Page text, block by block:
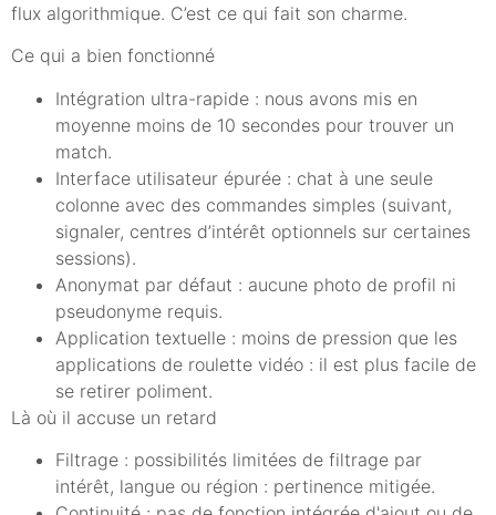
flux algorithmique. C’est ce qui fait son charme.
Ce qui a bien fonctionné
Intégration ultra-rapide : nous avons mis en
moyenne moins de 10 secondes pour trouver un
match.
Interface utilisateur épurée : chat à une seule
colonne avec des commandes simples (suivant,
signaler, centres d’intérêt optionnels sur certaines
sessions).
Anonymat par défaut : aucune photo de profil ni
pseudonyme requis.
Application textuelle : moins de pression que les
applications de roulette vidéo : il est plus facile de
se retirer poliment.
Là où il accuse un retard
Filtrage : possibilités limitées de filtrage par
intérêt, langue ou région : pertinence mitigée.